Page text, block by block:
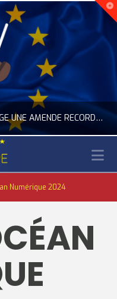
LA COMMISSION EUROPÉENNE INFLIGE UNE AMENDE RECORD À GOOGLE
D’OCCITANIE EUROPE, NUMÉRIQUE- DIGITAL
Numérique 2024